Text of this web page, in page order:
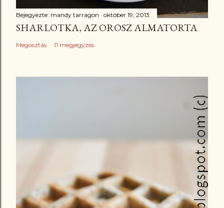
Bejegyezte: mandy tarragon október 19, 2013
SHARLOTKA, AZ OROSZ ALMATORTA
Megosztás 11 megjegyzés